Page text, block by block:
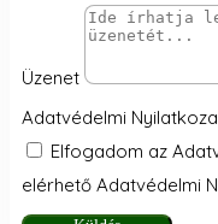
Üzenet
Adatvédelmi
Elfogadom az
elérhető Adatvédelmi